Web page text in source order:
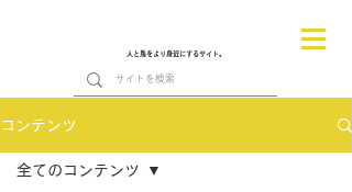
人と馬をより身近にするサイト。
コンテンツ
全てのコンテンツ